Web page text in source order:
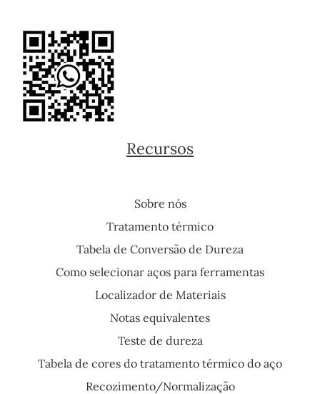
Recursos
Sobre nós
Tratamento térmico
Tabela de Conversão de Dureza
Como selecionar aços para ferramentas
Localizador de Materiais
Notas equivalentes
Teste de dureza
Tabela de cores do tratamento térmico do aço
Recozimento/Normalização